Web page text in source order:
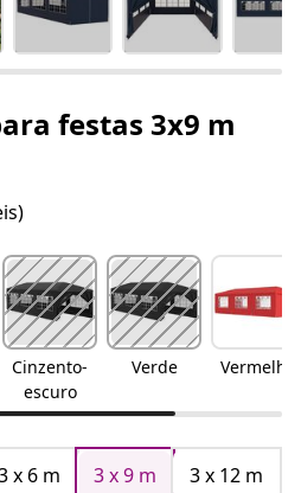
festas 3x9 m
Cinzento-
escuro
Verde Vermelho
x 6 m 3 x 9 m 3 x 12 m